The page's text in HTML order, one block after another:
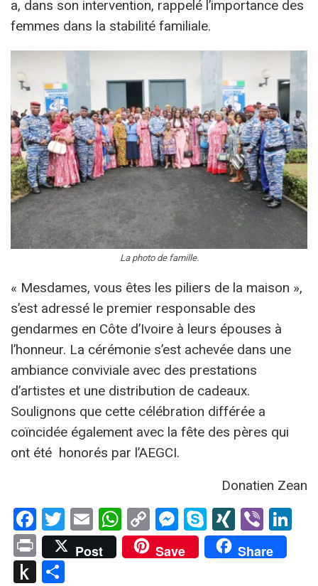
a, dans son intervention, rappelé l’importance des
femmes dans la stabilité familiale.
La photo de famille.
« Mesdames, vous êtes les piliers de la maison »,
s’est adressé le premier responsable des
gendarmes en Côte d’Ivoire à leurs épouses à
l’honneur. La cérémonie s’est achevée dans une
ambiance conviviale avec des prestations
d’artistes et une distribution de cadeaux.
Soulignons que cette célébration différée a
coïncidée également avec la fête des pères qui
ont été honorés par l’AEGCI.
Donatien Zean
Facebook
Twitter
EmailWhatsApp
Copy
Link
Messenger
SkypeXING
Viber
PrintPost Save Share
Push